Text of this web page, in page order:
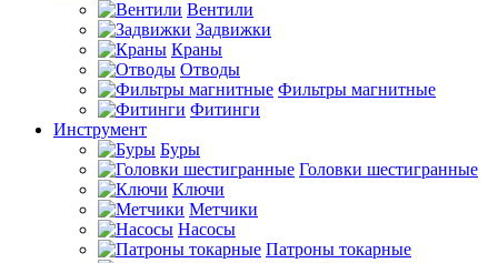
Вентили
Задвижки
Краны
Отводы
Фильтры магнитные
Фитинги
Инструмент
Буры
Головки шестигранные
Ключи
Метчики
Насосы
Патроны токарные